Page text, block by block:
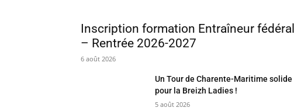
Inscription formation Entraîneur fédéral
– Rentrée 2026-2027
6 août 2026
Un Tour de Charente-Maritime solide
pour la Breizh Ladies !
5 août 2026